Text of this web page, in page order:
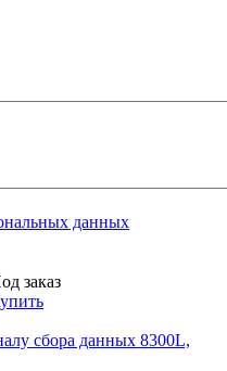
данных
заказ
сбора данных 8300L,